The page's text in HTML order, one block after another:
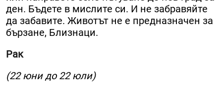
ден. Бъдете в мислите си. И не забравяйте
да забавите. Животът не е предназначен за
бързане, Близнаци.
Рак
(22 юни до 22 юли)